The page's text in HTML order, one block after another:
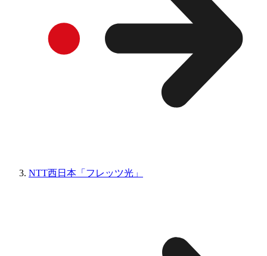
NTT西日本「フレッツ光」